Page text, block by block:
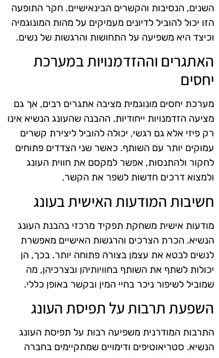
השנים, הנסיבות והקשרים הבינאישיים. חקר התופעה
הזו יכול להוביל לדיונים מעמיקים על מהות המונוגמיה
וכיצד היא משפיעה על התחושות והרגשות של נשים.
האתגרים וההזדמנויות במערכת
יחסים
מערכת יחסים מונוגמית מציבה אתגרים רבים, אך גם
מציעה הזדמנויות ייחודיות. ההבנה שהעונג הנשיא אינו
רק פיזי אלא גם רגשי, יכולה להוביל ליצירת קשרים
עמוקים יותר עם השותף. כאשר שני הצדדים פתוחים
לחקור ולהתנסות, אפשר למקסם את חווית העונג
ולמצוא דרכים חדשות לשפר את הקשר.
חשיבות המודעות האישית בעונג
מודעות אישית משחקת תפקיד מרכזי בהבנת העונג
הנשיא. הכרת הצרכים והרגשות האישיים מאפשרת
לנשים לבטא את עצמן בצורה פתוחה יותר. בכך, הן
יכולות לשתף את השותף בחוויותיהן ובצרכיהן, מה
שמוביל לשיפור ניכר בחיי המין ובקשר באופן כללי.
השפעת תרבות על תפיסת העונג
התרבות המודרנית משפיעה רבות על תפיסת העונג
הנשיא. סטריאוטיפים ודימויים שמתקיימים בחברה